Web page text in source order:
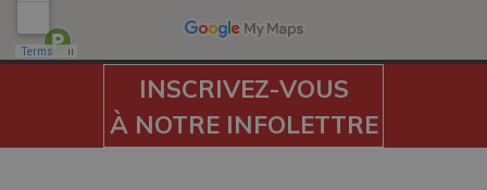
INSCRIVEZ-VOUS
À NOTRE INFOLETTRE